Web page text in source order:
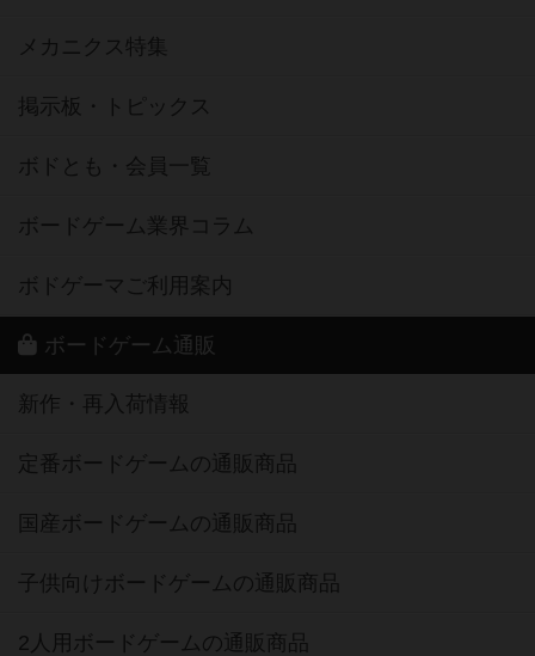
メカニクス特集
掲示板・トピックス
ボドとも・会員一覧
ボードゲーム業界コラム
ボドゲーマご利用案内
ボードゲーム通販
新作・再入荷情報
定番ボードゲームの通販商品
国産ボードゲームの通販商品
子供向けボードゲームの通販商品
2人用ボードゲームの通販商品